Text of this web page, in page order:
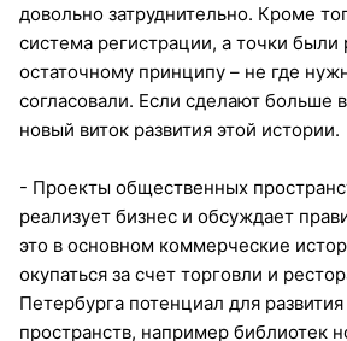
довольно затруднительно. Кроме
система регистрации, а точки
остаточному принципу – не где
согласовали. Если сделают больше
новый виток развития этой истории.
- Проекты общественных
реализует бизнес и обсуждает
это в основном коммерческие
окупаться за счет торговли и
Петербурга потенциал для
пространств, например библиотек